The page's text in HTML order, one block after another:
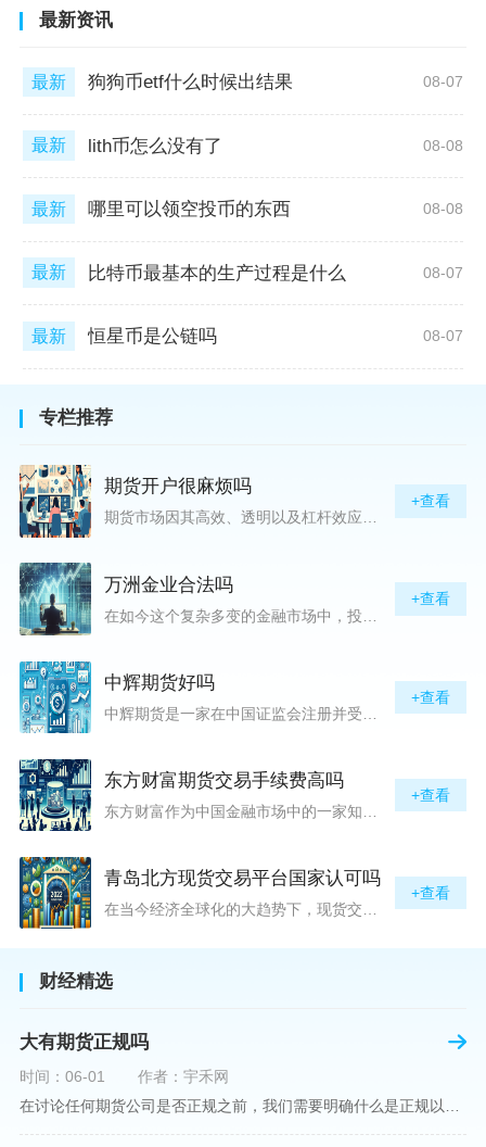
最新资讯
最新 狗狗币etf什么时候出结果 08-07
最新 lith币怎么没有了 08-08
最新 哪里可以领空投币的东西 08-08
最新 比特币最基本的生产过程是什么 08-07
最新 恒星币是公链吗 08-07
专栏推荐
期货开户很麻烦吗
期货市场因其高效、透明以及杠杆效应而吸引着众多投资者的目光，但对初入此市场的新手而言，最初的一步——开户，往往充满了疑惑与顾虑，“期货开户很麻烦吗？”这是许多人的疑问。首先要明确的是，在中国进行期货交易需要通过正规的期货公司来开立账户。期货公司作为专业的金融服务机构，能够提供期货交易进出、风险管理等服务。因监管要求严格，期货开户过程中涉及到的身份验证、风险评估等步骤确实比较繁琐，但这些都是为了保护投资者的利益而设定的。开户流程一般包括：选择期货公司、提交个人资料进行身份验证、
+查看
万洲金业合法吗
+查看
中辉期货好吗
+查看
东方财富期货交易手续费高吗
+查看
青岛北方现货交易平台国家认可吗
+查看
财经精选
大有期货正规吗
时间：06-01
作者：宇禾网